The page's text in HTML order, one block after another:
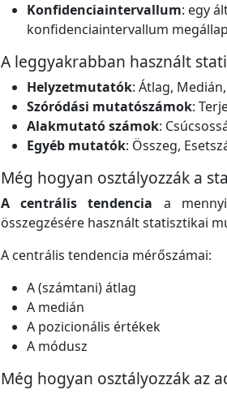
Konfidenciaintervallum: egy
konfidenciaintervallum
A leggyakrabban használt
Helyzetmutatók: Átlag,
Szóródási mutatószámok:
Alakmutató számok:
Egyéb mutatók: Összeg,
Még hogyan osztályozzák a
A centrális tendencia a
összegzésére használt statisztikai
A centrális tendencia mérőszámai:
A (számtani) átlag
A medián
A pozicionális értékek
A módusz
Még hogyan osztályozzák az